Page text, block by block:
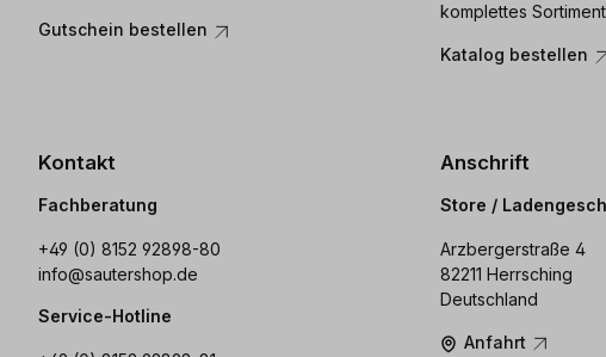
Gutschein bestellen
komplettes
Katalog bestellen
Kontakt
Fachberatung
+49 (0) 8152 92898-80
info@sautershop.de
Service-Hotline
Anschrift
Store /
Arzbergerstraße 4
82211 Herrsching
Deutschland
Anfahrt